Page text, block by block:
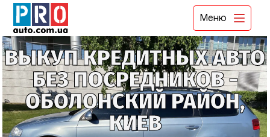
Меню
ВЫКУП КРЕДИТНЫХ АВТО
БЕЗ ПОСРЕДНИКОВ -
ОБОЛОНСКИЙ РАЙОН,
КИЕВ